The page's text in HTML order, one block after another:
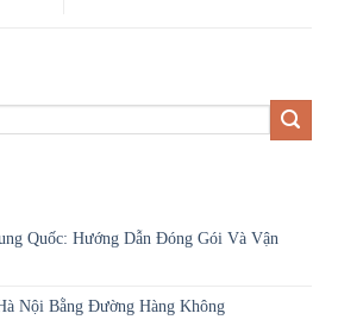
Quốc: Hướng Dẫn Đóng Gói Và Vận
Nội Bằng Đường Hàng Không